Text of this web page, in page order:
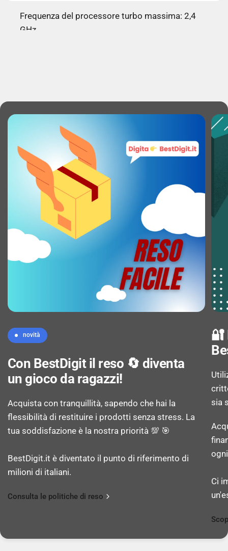
Frequenza del processore turbo massima: 2,4
GHz
ARCHIVIAZIONE
Memoria utente: 235,9 GB
Capacità della RAM: 8 GB
Capacità memoria interna: 256 GB
Tipi schede di memoria: MicroSD (TransFlash)
Memoria espandibile fino a: 1 TB
MACCHINA FOTOGRAFICA
Risoluzione fotocamera posteriore (numerico):
50 MP
Risoluzione della seconda fotocamera
posteriore (numerica): 8 MP
Risoluzione della terza fotocamera posteriore
(numerica): 2 MP
Numero di aperture della fotocamera posteriore:
1,8
novità
Con BestDigit il reso 🔄 diventa
un gioco da ragazzi!
Acquista con tranquillità, sapendo che hai la
flessibilità di restituire i prodotti senza stress. La
tua soddisfazione è la nostra priorità 💯 🎯
BestDigit.it è diventato il punto di riferimento di
milioni di italiani.
Consulta le politiche di reso
🔐
sia
Ci